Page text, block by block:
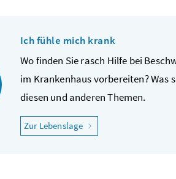
Ich fühle mich krank
Wo finden Sie rasch Hilfe bei
im Krankenhaus vorbereiten? Was
diesen und anderen Themen.
Zur Lebenslage "Ich fühle mich krank"